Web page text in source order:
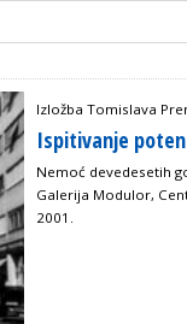
Izložba Tomislava
Ispitivanje
Nemoć devedesetih
Galerija Modulor,
2001.